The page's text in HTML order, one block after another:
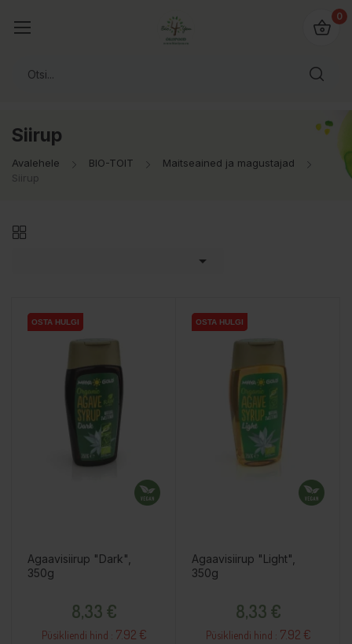
0
Siirup
Avalehele BIO-TOIT
Maitseained ja magustajad
Siirup

OSTA HULGI
OSTA HULGI
Agaavisiirup "Dark",
350g
8,33 €
Püsikliendi hind : 7.92 €
OSTA HULGI
OSTA HULGI
Agaavisiirup "Light",
350g
8,33 €
Püsikliendi hind : 7.92 €